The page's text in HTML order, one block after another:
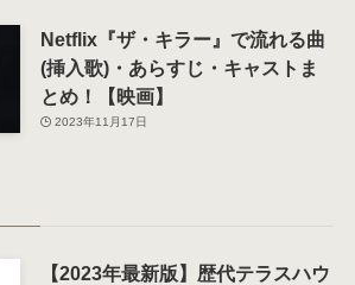
Netflix『ザ・キラー』で流れる曲
(挿入歌)・あらすじ・キャストま
とめ！【映画】
2023年11月17日
【2023年最新版】歴代テラスハウ